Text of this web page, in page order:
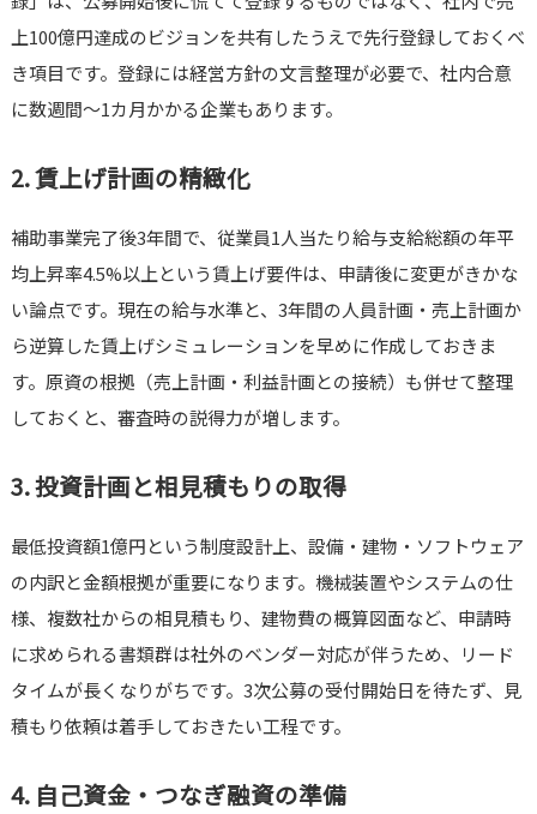
上100億円達成のビジョンを共有したうえで先行登録しておくべ
き項目です。登録には経営方針の文言整理が必要で、社内合意
に数週間〜1カ月かかる企業もあります。
2. 賃上げ計画の精緻化
補助事業完了後3年間で、従業員1人当たり給与支給総額の年平
均上昇率4.5%以上という賃上げ要件は、申請後に変更がきかな
い論点です。現在の給与水準と、3年間の人員計画・売上計画か
ら逆算した賃上げシミュレーションを早めに作成しておきま
す。原資の根拠（売上計画・利益計画との接続）も併せて整理
しておくと、審査時の説得力が増します。
3. 投資計画と相見積もりの取得
最低投資額1億円という制度設計上、設備・建物・ソフトウェア
の内訳と金額根拠が重要になります。機械装置やシステムの仕
様、複数社からの相見積もり、建物費の概算図面など、申請時
に求められる書類群は社外のベンダー対応が伴うため、リード
タイムが長くなりがちです。3次公募の受付開始日を待たず、見
積もり依頼は着手しておきたい工程です。
4. 自己資金・つなぎ融資の準備